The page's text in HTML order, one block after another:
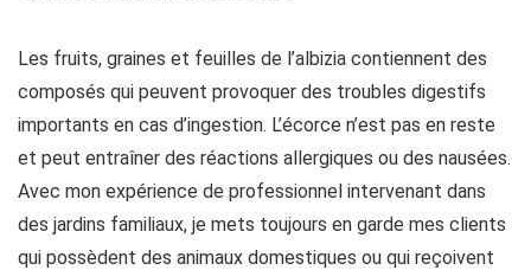
Les fruits, graines et feuilles de l’albizia contiennent des
composés qui peuvent provoquer des troubles digestifs
importants en cas d’ingestion. L’écorce n’est pas en reste
et peut entraîner des réactions allergiques ou des nausées.
Avec mon expérience de professionnel intervenant dans
des jardins familiaux, je mets toujours en garde mes clients
qui possèdent des animaux domestiques ou qui reçoivent